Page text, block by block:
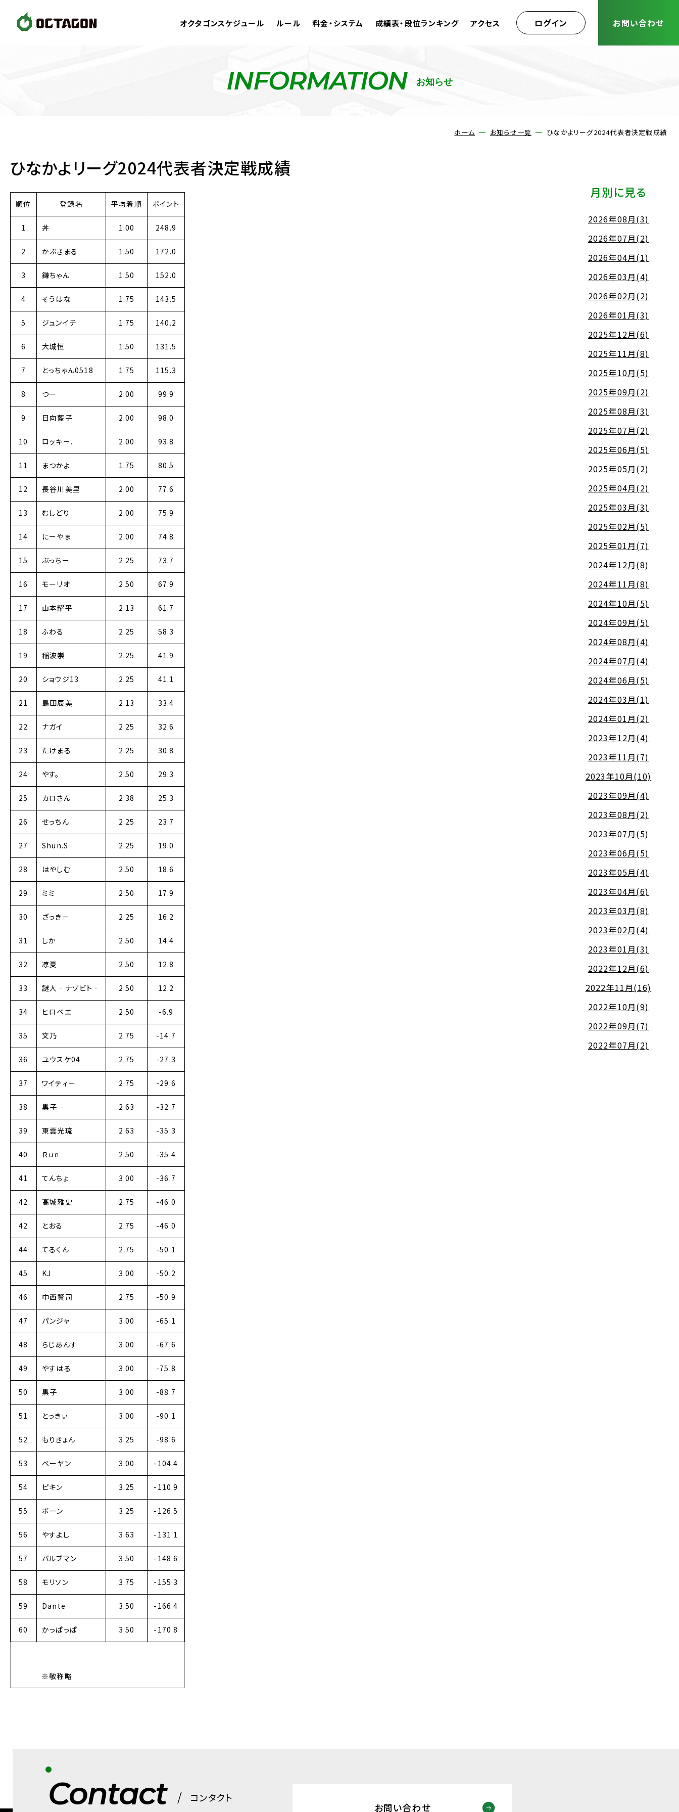
オクタゴンスケジュール ルール 料金・システム 成績表・段位ランキング アクセス ログイン お問い合わせ
INFORMATION お知らせ
ホーム お知らせ一覧 ひなかよリーグ2024代表者決定戦成績
ひなかよリーグ2024代表者決定戦成績
順位 登録名 平均着順 ポイント
1 丼 1.00 248.9
2 かぶきまる 1.50 172.0
3 鎌ちゃん 1.50 152.0
4 そうはな 1.75 143.5
5 ジュンイチ 1.75 140.2
6 大城恒 1.50 131.5
7 とっちゃん0518 1.75 115.3
8 つー 2.00 99.9
9 日向藍子 2.00 98.0
10 ロッキー． 2.00 93.8
11 まつかよ 1.75 80.5
12 長谷川美里 2.00 77.6
13 むしどり 2.00 75.9
14 にーやま 2.00 74.8
15 ぶっちー 2.25 73.7
16 モーリオ 2.50 67.9
17 山本耀平 2.13 61.7
18 ふわる 2.25 58.3
19 稲波崇 2.25 41.9
20 ショウジ13 2.25 41.1
21 島田辰美 2.13 33.4
22 ナガイ 2.25 32.6
23 たけまる 2.25 30.8
24 やす。 2.50 29.3
25 カロさん 2.38 25.3
26 せっちん 2.25 23.7
27 Shun.S 2.25 19.0
28 はやしむ 2.50 18.6
29 ミミ 2.50 17.9
30 ざっきー 2.25 16.2
31 しか 2.50 14.4
32 凉夏 2.50 12.8
33 謎人‐ナゾビト‐ 2.50 12.2
34 ヒロベエ 2.50 -6.9
35 文乃 2.75 -14.7
36 ユウスケ04 2.75 -27.3
37 ワイティー 2.75 -29.6
38 黒子 2.63 -32.7
39 東雲光琉 2.63 -35.3
40 Ｒｕｎ 2.50 -35.4
41 てんちょ 3.00 -36.7
42 髙城雅史 2.75 -46.0
42 とおる 2.75 -46.0
44 てるくん 2.75 -50.1
45 KJ 3.00 -50.2
46 中西賢司 2.75 -50.9
47 パンジャ 3.00 -65.1
48 らじあんす 3.00 -67.6
49 やすはる 3.00 -75.8
50 黒子 3.00 -88.7
51 とっきぃ 3.00 -90.1
52 もりきょん 3.25 -98.6
53 ベーヤン 3.00 -104.4
54 ピキン 3.25 -110.9
55 ボーン 3.25 -126.5
56 やすよし 3.63 -131.1
57 バルブマン 3.50 -148.6
58 モリソン 3.75 -155.3
59 Dante 3.50 -166.4
60 かっぱっぱ 3.50 -170.8
※敬称略
月別に見る
2026年08月(3)
2026年07月(2)
2026年04月(1)
2026年03月(4)
2026年02月(2)
2026年01月(3)
2025年12月(6)
2025年11月(8)
2025年10月(5)
2025年09月(2)
2025年08月(3)
2025年07月(2)
2025年06月(5)
2025年05月(2)
2025年04月(2)
2025年03月(3)
2025年02月(5)
2025年01月(7)
2024年12月(8)
2024年11月(8)
2024年10月(5)
2024年09月(5)
2024年08月(4)
2024年07月(4)
2024年06月(5)
2024年03月(1)
2024年01月(2)
2023年12月(4)
2023年11月(7)
2023年10月(10)
2023年09月(4)
2023年08月(2)
2023年07月(5)
2023年06月(5)
2023年05月(4)
2023年04月(6)
2023年03月(8)
2023年02月(4)
2023年01月(3)
2022年12月(6)
2022年11月(16)
2022年10月(9)
2022年09月(7)
2022年07月(2)
Contact コンタクト
お問い合わせ